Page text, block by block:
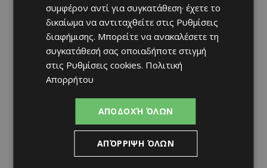
συμφέρον αντί για συγκατάθεση· έχετε το
δικαίωμα να αντιταχθείτε στις Ρυθμίσεις
διαφήμισης. Μπορείτε να ανακαλέσετε τη
συγκατάθεσή σας οποιαδήποτε στιγμή
στις Ρυθμίσεις cookies. Πολιτική
Απορρήτου
ΑΠΟΔΟΧΉ ΌΛΩΝ
ΑΠΌΡΡΙΨΗ ΌΛΩΝ